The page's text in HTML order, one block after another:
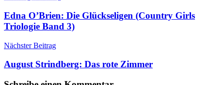
Edna O’Brien: Die Glückseligen (Country Girls
Triologie Band 3)
Nächster Beitrag
August Strindberg: Das rote Zimmer